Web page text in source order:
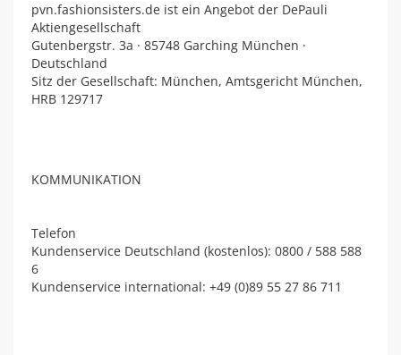
pvn.fashionsisters.de ist ein Angebot der DePauli
Aktiengesellschaft
Gutenbergstr. 3a · 85748 Garching München ·
Deutschland
Sitz der Gesellschaft: München, Amtsgericht München,
HRB 129717
KOMMUNIKATION
Telefon
Kundenservice Deutschland (kostenlos): 0800 / 588 588
6
Kundenservice international: +49 (0)89 55 27 86 711